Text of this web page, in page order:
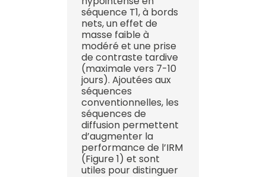
séquence T1, à bords
nets, un effet de
masse faible à
modéré et une prise
de contraste tardive
(maximale vers 7-10
jours). Ajoutées aux
séquences
conventionnelles, les
séquences de
diffusion permettent
d’augmenter la
performance de l’IRM
(Figure 1) et sont
utiles pour distinguer